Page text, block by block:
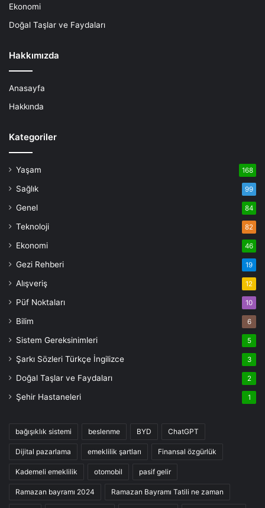
Ekonomi
Doğal Taşlar ve Faydaları
Hakkımızda
Anasayfa
Hakkında
Kategoriler
Yaşam 168
Sağlık 99
Genel 84
Teknoloji 82
Ekonomi 46
Gezi Rehberi 19
Alışveriş 12
Püf Noktaları 10
Bilim 6
Sistem Gereksinimleri 5
Şarkı Sözleri Türkçe İngilizce 3
Doğal Taşlar ve Faydaları 2
Şehir Hastaneleri 1
bağışıklık sistemi beslenme BYD ChatGPT
Dijital pazarlama emeklilik şartları Finansal özgürlük
Kademeli emeklilik otomobil pasif gelir
Ramazan bayramı 2024 Ramazan Bayramı Tatili ne zaman